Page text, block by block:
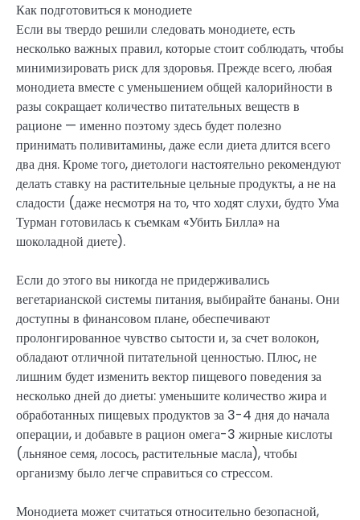
Как подготовиться к монодиете
Если вы твердо решили следовать монодиете, есть
несколько важных правил, которые стоит соблюдать, чтобы
минимизировать риск для здоровья. Прежде всего, любая
монодиета вместе с уменьшением общей калорийности в
разы сокращает количество питательных веществ в
рационе — именно поэтому здесь будет полезно
принимать поливитамины, даже если диета длится всего
два дня. Кроме того, диетологи настоятельно рекомендуют
делать ставку на растительные цельные продукты, а не на
сладости (даже несмотря на то, что ходят слухи, будто Ума
Турман готовилась к съемкам «Убить Билла» на
шоколадной диете).
Если до этого вы никогда не придерживались
вегетарианской системы питания, выбирайте бананы. Они
доступны в финансовом плане, обеспечивают
пролонгированное чувство сытости и, за счет волокон,
обладают отличной питательной ценностью. Плюс, не
лишним будет изменить вектор пищевого поведения за
несколько дней до диеты: уменьшите количество жира и
обработанных пищевых продуктов за 3-4 дня до начала
операции, и добавьте в рацион омега-3 жирные кислоты
(льняное семя, лосось, растительные масла), чтобы
организму было легче справиться со стрессом.
Монодиета может считаться относительно безопасной,